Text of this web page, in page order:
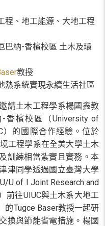
程、地工能源、大地工程
巴納-香檳校區 土木及環
教授
熱系統實現永續生活社區
請土木工程學系楊國鑫教
-香檳校區（University of
）的國際合作經驗。位於
工程學系在全美大學土木
訓練相當紮實且實務。本
津同學透過國立臺灣大學
U of I Joint Research and
前往UIUC與土木系大地工
的Tugce Baser教授一起研
換與節能省電措施。楊國